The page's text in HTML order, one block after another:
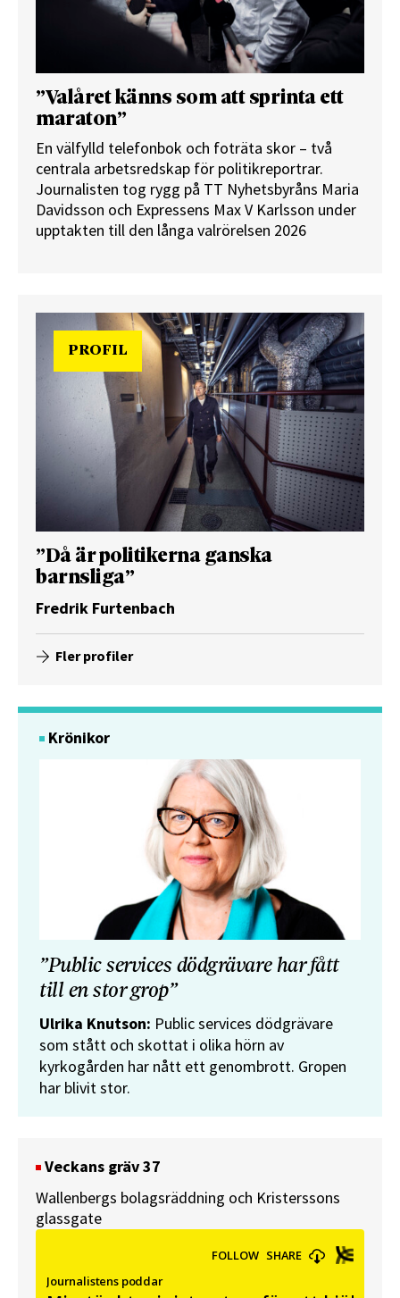
”Valåret känns som att sprinta ett
maraton”
En välfylld telefonbok och foträta skor – två
centrala arbetsredskap för politikreportrar.
Journalisten tog rygg på TT Nyhetsbyråns Maria
Davidsson och Expressens Max V Karlsson under
upptakten till den långa valrörelsen 2026
PROFIL
”Då är politikerna ganska
barnsliga”
Fredrik Furtenbach
Fler profiler
Krönikor
”Public services dödgrävare har fått
till en stor grop”
Ulrika Knutson: Public services dödgrävare
som stått och skottat i olika hörn av
kyrkogården har nått ett genombrott. Gropen
har blivit stor.
Veckans gräv 37
Wallenbergs bolagsräddning och Kristerssons
glassgate